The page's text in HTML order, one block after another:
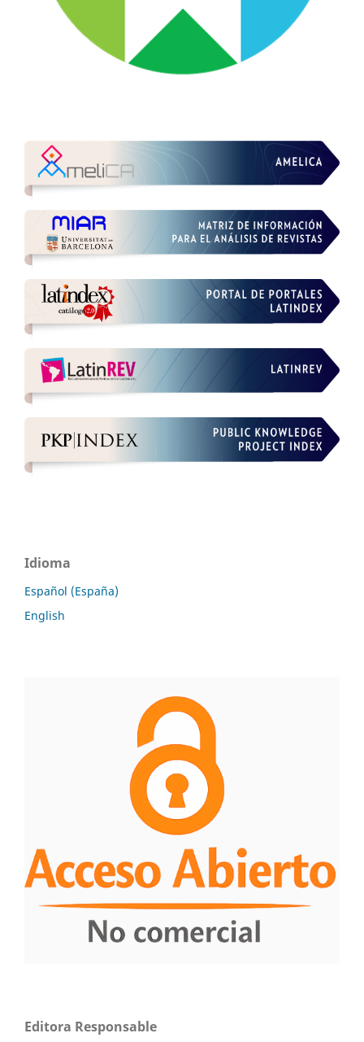
Idioma
Español (España)
English
Editora Responsable